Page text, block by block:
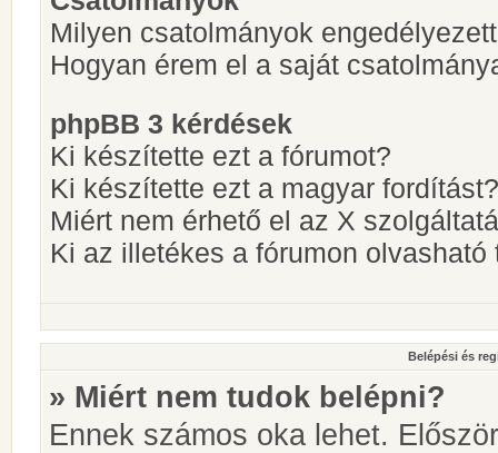
Milyen csatolmányok
Hogyan érem el a saját
phpBB 3 kérdések
Ki készítette ezt a fórumot?
Ki készítette ezt a magyar fordítást?
Miért nem érhető el az X
Ki az illetékes a fórumon
Belépési és
» Miért nem tudok belépni?
Ennek számos oka lehet.